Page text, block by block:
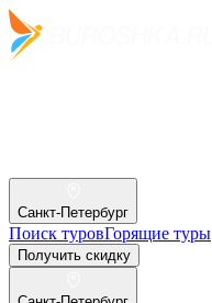
Санкт-Петербург
Поиск туровГорящие туры
Получить скидку